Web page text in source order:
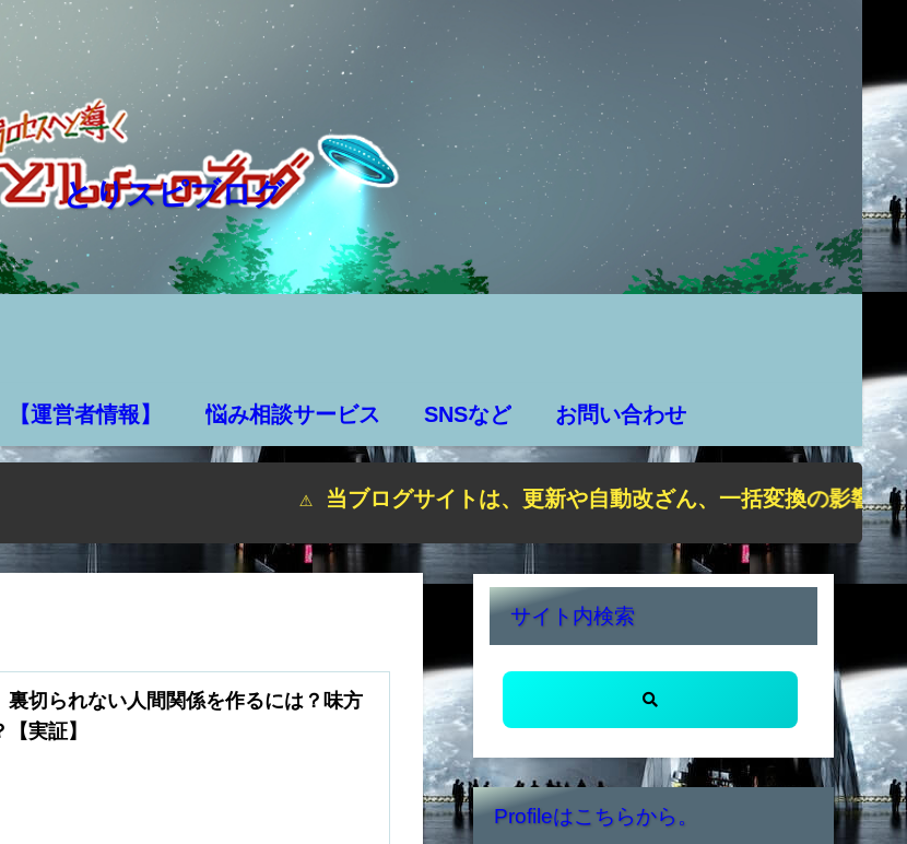
とりスピブログ
【運営者情報】 悩み相談サービス SNSなど お問い合わせ
⚠ 当ブログサイトは、更新や自動改ざん、一括変換の影響で正しく
裏切られない人間関係を作るには？味方
実証】
サイト内検索
Profileはこちらから。